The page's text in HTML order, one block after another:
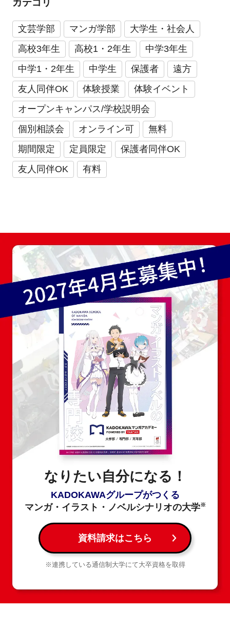
文芸学部 マンガ学部
大学生・社会人
高校3年生
高校1・2年生
中学3年生
中学1・2年生
中学生 保護者
遠方
友人同伴OK
体験授業
体験イベント
オープンキャンパス/学校説明会
個別相談会
オンライン可
無料
期間限定
定員限定
保護者同伴OK
友人同伴OK
有料
なりたい自分になる！
KADOKAWAグループがつくる
マンガ・イラスト・ノベルシナリオの大学※
資料請求はこちら
※連携している通信制大学にて大卒資格を取得